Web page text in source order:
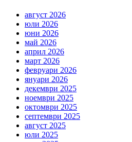
август 2026
юли 2026
юни 2026
май 2026
април 2026
март 2026
февруари 2026
януари 2026
декември 2025
ноември 2025
октомври 2025
септември 2025
август 2025
юли 2025